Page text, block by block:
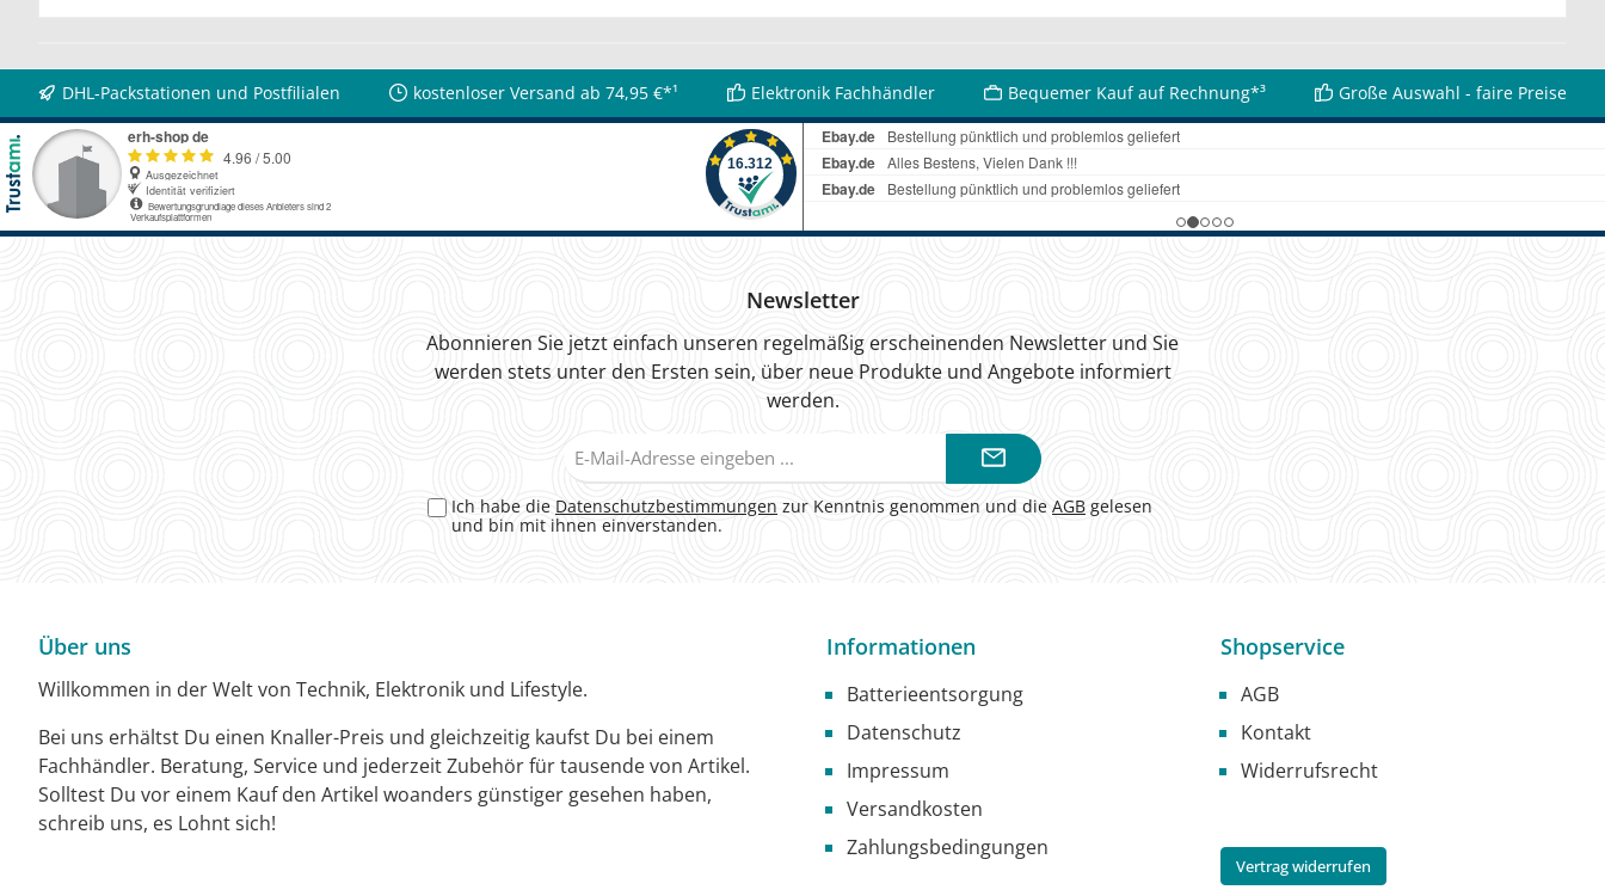
DHL-Packstationen und Postfilialen kostenloser Versand ab 74,95 €*¹ Elektronik Fachhändler Bequemer Kauf auf Rechnung*³ Große Auswahl - faire Preise
Newsletter
Abonnieren Sie jetzt einfach unseren regelmäßig erscheinenden Newsletter und Sie
werden stets unter den Ersten sein, über neue Produkte und Angebote informiert
werden.
Mail-
Ich habe die Datenschutzbestimmungen zur Kenntnis genommen und die AGB gelesen
und bin mit ihnen einverstanden.
Über uns
Willkommen in der Welt von Technik, Elektronik und Lifestyle.
Bei uns erhältst Du einen Knaller-Preis und gleichzeitig kaufst Du bei einem
Fachhändler. Beratung, Service und jederzeit Zubehör für tausende von Artikel.
Solltest Du vor einem Kauf den Artikel woanders günstiger gesehen haben,
schreib uns, es Lohnt sich!
Informationen
Batterieentsorgung
Datenschutz
Impressum
Versandkosten
Zahlungsbedingungen
Shopservice
AGB
Kontakt
Widerrufsrecht
Vertrag widerrufen